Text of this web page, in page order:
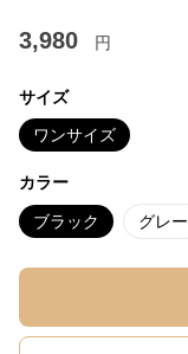
3,980 円
サイズ
ワンサイズ
カラー
ブラック グレー